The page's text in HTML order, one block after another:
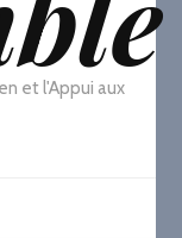
et l'Appui aux